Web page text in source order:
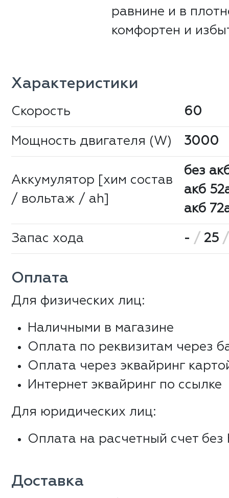
равнине и в
комфортен и
Характеристики
Скорость 60
Мощность двигателя (W) 3000
Аккумулятор [хим состав
/ вольтаж / ah]
без
акб
акб
Запас хода - / 25 /
Оплата
Для физических лиц:
Наличными в магазине
Оплата по реквизитам через
Оплата через эквайринг
Интернет эквайринг по ссылке
Для юридических лиц:
Оплата на расчетный счет
Доставка